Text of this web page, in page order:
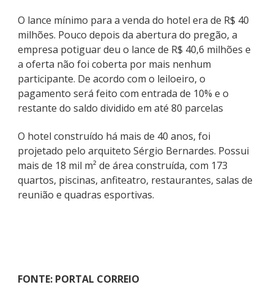
O lance mínimo para a venda do hotel era de R$ 40
milhões. Pouco depois da abertura do pregão, a
empresa potiguar deu o lance de R$ 40,6 milhões e
a oferta não foi coberta por mais nenhum
participante. De acordo com o leiloeiro, o
pagamento será feito com entrada de 10% e o
restante do saldo dividido em até 80 parcelas
O hotel construído há mais de 40 anos, foi
projetado pelo arquiteto Sérgio Bernardes. Possui
mais de 18 mil m² de área construída, com 173
quartos, piscinas, anfiteatro, restaurantes, salas de
reunião e quadras esportivas.
FONTE: PORTAL CORREIO